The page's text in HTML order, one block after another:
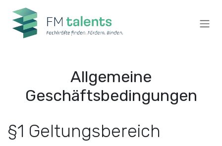
Zum Inhalt springen
Allgemeine
Geschäftsbedingungen
§1 Geltungsbereich